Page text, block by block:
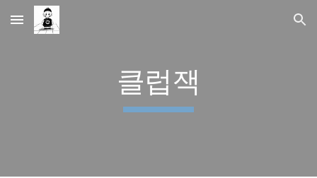
Skip to main content Skip to navigation
클럽잭